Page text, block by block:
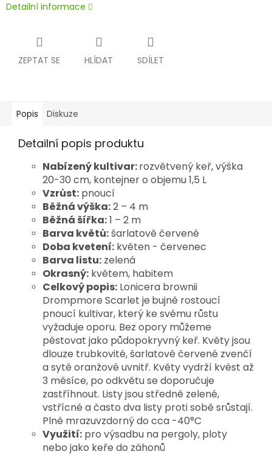
Detailní informace
ZEPTAT SE HLÍDAT SDÍLET
Popis Diskuze
Detailní popis produktu
Nabízený kultivar:rozvětvený keř, výška
20-30 cm, kontejner o objemu 1,5 L
Vzrůst: pnoucí
Běžná výška:2 – 4 m
Běžná šířka:1 – 2 m
Barva květů:šarlatově červené
Doba kvetení: květen - červenec
Barva listu: zelená
Okrasný: květem, habitem
Celkový popis: Lonicera brownii
Drompmore Scarlet je bujně rostoucí
pnoucí kultivar, který ke svému růstu
vyžaduje oporu. Bez opory můžeme
pěstovat jako půdopokryvný keř. Květy jsou
dlouze trubkovité, šarlatově červené zvenčí
a sytě oranžové uvnitř. Květy vydrží kvést až
3 měsíce, po odkvětu se doporučuje
zastříhnout. Listy jsou středně zelené,
vstřícné a často dva listy proti sobě srůstají.
Plně mrazuvzdorný do cca -40°C
Využití: pro výsadbu na pergoly, ploty
nebo jako keře do záhonů